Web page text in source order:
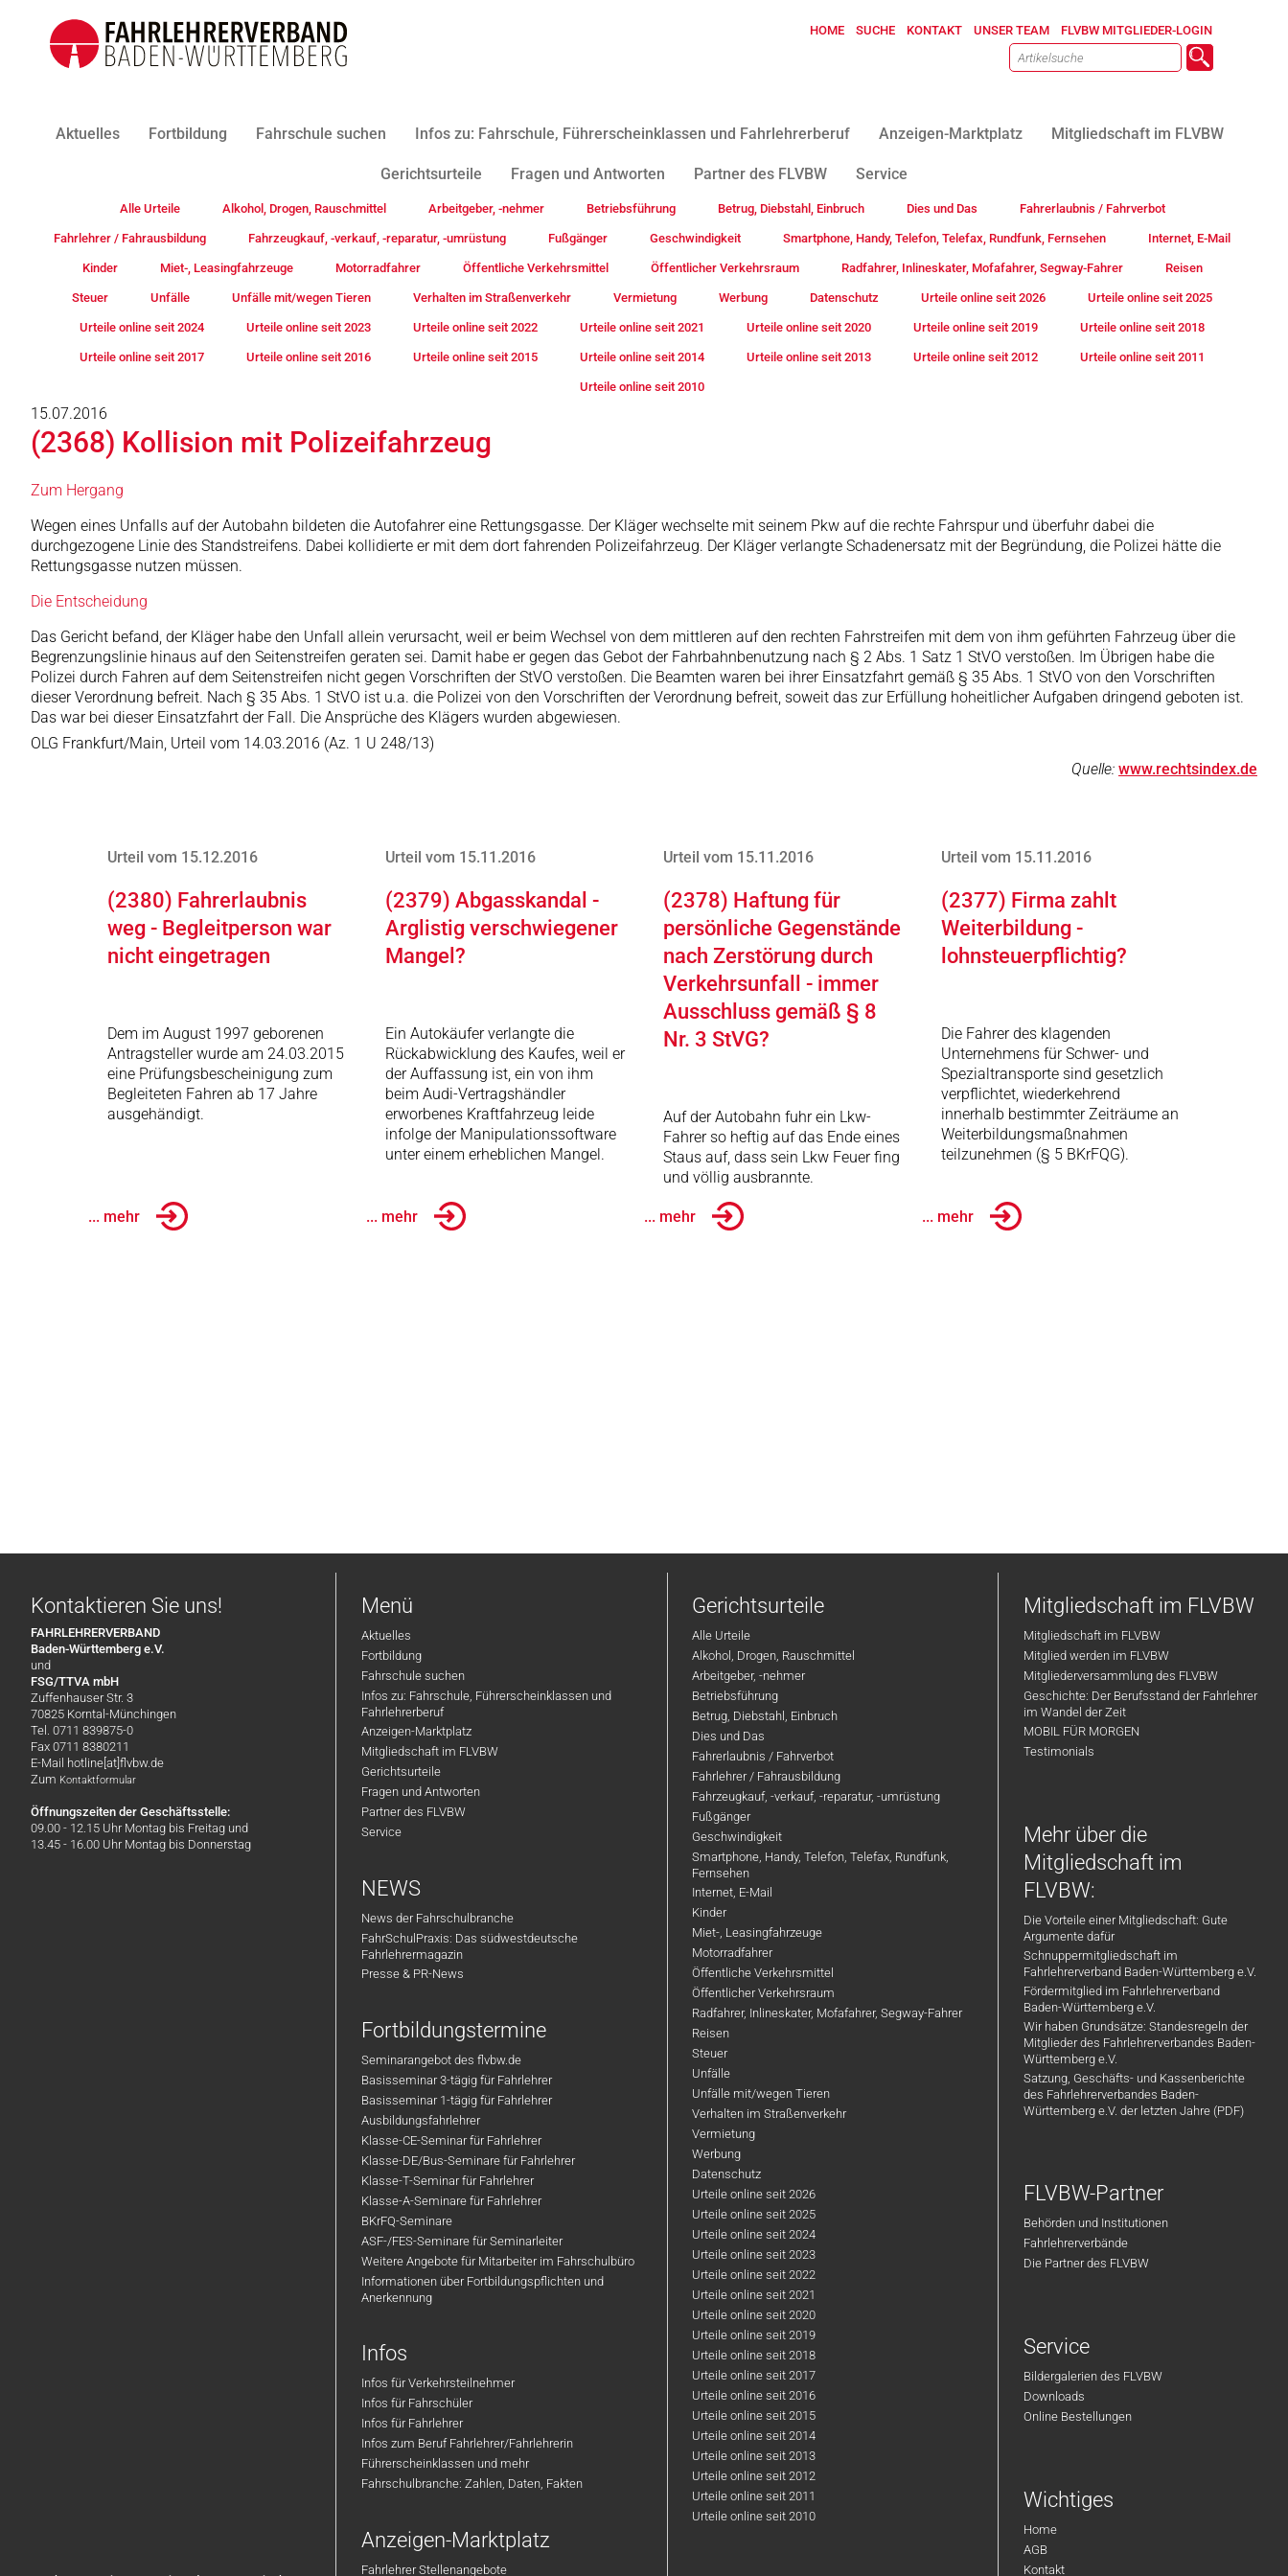
HOME SUCHE KONTAKT UNSER TEAM FLVBW MITGLIEDER-LOGIN
Aktuelles Fortbildung Fahrschule suchen Infos zu: Fahrschule, Führerscheinklassen und Fahrlehrerberuf Anzeigen-Marktplatz Mitgliedschaft im FLVBW
Gerichtsurteile Fragen und Antworten Partner des FLVBW Service
Alle Urteile Alkohol, Drogen, Rauschmittel Arbeitgeber, -nehmer Betriebsführung Betrug, Diebstahl, Einbruch Dies und Das Fahrerlaubnis / Fahrverbot
Fahrlehrer / Fahrausbildung Fahrzeugkauf, -verkauf, -reparatur, -umrüstung Fußgänger Geschwindigkeit Smartphone, Handy, Telefon, Telefax, Rundfunk, Fernsehen Internet, E-Mail
Kinder Miet-, Leasingfahrzeuge Motorradfahrer Öffentliche Verkehrsmittel Öffentlicher Verkehrsraum Radfahrer, Inlineskater, Mofafahrer, Segway-Fahrer Reisen
Steuer Unfälle Unfälle mit/wegen Tieren Verhalten im Straßenverkehr Vermietung Werbung Datenschutz Urteile online seit 2026 Urteile online seit 2025
Urteile online seit 2024 Urteile online seit 2023 Urteile online seit 2022 Urteile online seit 2021 Urteile online seit 2020 Urteile online seit 2019 Urteile online seit 2018
Urteile online seit 2017 Urteile online seit 2016 Urteile online seit 2015 Urteile online seit 2014 Urteile online seit 2013 Urteile online seit 2012 Urteile online seit 2011
Urteile online seit 2010
15.07.2016
(2368) Kollision mit Polizeifahrzeug
Zum Hergang
Wegen eines Unfalls auf der Autobahn bildeten die Autofahrer eine Rettungsgasse. Der Kläger wechselte mit seinem Pkw auf die rechte Fahrspur und überfuhr dabei die
durchgezogene Linie des Standstreifens. Dabei kollidierte er mit dem dort fahrenden Polizeifahrzeug. Der Kläger verlangte Schadenersatz mit der Begründung, die Polizei hätte die
Rettungsgasse nutzen müssen.
Die Entscheidung
Das Gericht befand, der Kläger habe den Unfall allein verursacht, weil er beim Wechsel von dem mittleren auf den rechten Fahrstreifen mit dem von ihm geführten Fahrzeug über die
Begrenzungslinie hinaus auf den Seitenstreifen geraten sei. Damit habe er gegen das Gebot der Fahrbahnbenutzung nach § 2 Abs. 1 Satz 1 StVO verstoßen. Im Übrigen habe die
Polizei durch Fahren auf dem Seitenstreifen nicht gegen Vorschriften der StVO verstoßen. Die Beamten waren bei ihrer Einsatzfahrt gemäß § 35 Abs. 1 StVO von den Vorschriften
dieser Verordnung befreit. Nach § 35 Abs. 1 StVO ist u.a. die Polizei von den Vorschriften der Verordnung befreit, soweit das zur Erfüllung hoheitlicher Aufgaben dringend geboten ist.
Das war bei dieser Einsatzfahrt der Fall. Die Ansprüche des Klägers wurden abgewiesen.
OLG Frankfurt/Main, Urteil vom 14.03.2016 (Az. 1 U 248/13)
Quelle: www.rechtsindex.de
Urteil vom 15.12.2016
(2380) Fahrerlaubnis
weg - Begleitperson war
nicht eingetragen
Dem im August 1997 geborenen
Antragsteller wurde am 24.03.2015
eine Prüfungsbescheinigung zum
Begleiteten Fahren ab 17 Jahre
ausgehändigt.
... mehr
Urteil vom 15.11.2016
(2379) Abgasskandal -
Arglistig verschwiegener
Mangel?
Ein Autokäufer verlangte die
Rückabwicklung des Kaufes, weil er
der Auffassung ist, ein von ihm
beim Audi-Vertragshändler
erworbenes Kraftfahrzeug leide
infolge der Manipulationssoftware
unter einem erheblichen Mangel.
... mehr
Urteil vom 15.11.2016
(2378) Haftung für
persönliche Gegenstände
nach Zerstörung durch
Verkehrsunfall - immer
Ausschluss gemäß § 8
Nr. 3 StVG?
Auf der Autobahn fuhr ein Lkw-
Fahrer so heftig auf das Ende eines
Staus auf, dass sein Lkw Feuer fing
und völlig ausbrannte.
... mehr
Urteil vom 15.11.2016
(2377) Firma zahlt
Weiterbildung -
lohnsteuerpflichtig?
Die Fahrer des klagenden
Unternehmens für Schwer- und
Spezialtransporte sind gesetzlich
verpflichtet, wiederkehrend
innerhalb bestimmter Zeiträume an
Weiterbildungsmaßnahmen
teilzunehmen (§ 5 BKrFQG).
... mehr
Kontaktieren Sie uns!
FAHRLEHRERVERBAND
Baden-Württemberg e.V.
und
FSG/TTVA mbH
Zuffenhauser Str. 3
70825 Korntal-Münchingen
Tel. 0711 839875-0
Fax 0711 8380211
E-Mail hotline[at]flvbw.de
Zum Kontaktformular
Öffnungszeiten der Geschäftsstelle:
09.00 - 12.15 Uhr Montag bis Freitag und
13.45 - 16.00 Uhr Montag bis Donnerstag
Menü
Aktuelles
Fortbildung
Fahrschule suchen
Infos zu: Fahrschule, Führerscheinklassen und
Fahrlehrerberuf
Anzeigen-Marktplatz
Mitgliedschaft im FLVBW
Gerichtsurteile
Fragen und Antworten
Partner des FLVBW
Service
NEWS
News der Fahrschulbranche
FahrSchulPraxis: Das südwestdeutsche
Fahrlehrermagazin
Presse & PR-News
Fortbildungstermine
Seminarangebot des flvbw.de
Basisseminar 3-tägig für Fahrlehrer
Basisseminar 1-tägig für Fahrlehrer
Ausbildungsfahrlehrer
Klasse-CE-Seminar für Fahrlehrer
Klasse-DE/Bus-Seminare für Fahrlehrer
Klasse-T-Seminar für Fahrlehrer
Klasse-A-Seminare für Fahrlehrer
BKrFQ-Seminare
ASF-/FES-Seminare für Seminarleiter
Weitere Angebote für Mitarbeiter im Fahrschulbüro
Informationen über Fortbildungspflichten und
Anerkennung
Infos
Infos für Verkehrsteilnehmer
Infos für Fahrschüler
Infos für Fahrlehrer
Infos zum Beruf Fahrlehrer/Fahrlehrerin
Führerscheinklassen und mehr
Fahrschulbranche: Zahlen, Daten, Fakten
Anzeigen-Marktplatz
Fahrlehrer Stellenangebote
Gerichtsurteile
Alle Urteile
Alkohol, Drogen, Rauschmittel
Arbeitgeber, -nehmer
Betriebsführung
Betrug, Diebstahl, Einbruch
Dies und Das
Fahrerlaubnis / Fahrverbot
Fahrlehrer / Fahrausbildung
Fahrzeugkauf, -verkauf, -reparatur, -umrüstung
Fußgänger
Geschwindigkeit
Smartphone, Handy, Telefon, Telefax, Rundfunk,
Fernsehen
Internet, E-Mail
Kinder
Miet-, Leasingfahrzeuge
Motorradfahrer
Öffentliche Verkehrsmittel
Öffentlicher Verkehrsraum
Radfahrer, Inlineskater, Mofafahrer, Segway-Fahrer
Reisen
Steuer
Unfälle
Unfälle mit/wegen Tieren
Verhalten im Straßenverkehr
Vermietung
Werbung
Datenschutz
Urteile online seit 2026
Urteile online seit 2025
Urteile online seit 2024
Urteile online seit 2023
Urteile online seit 2022
Urteile online seit 2021
Urteile online seit 2020
Urteile online seit 2019
Urteile online seit 2018
Urteile online seit 2017
Urteile online seit 2016
Urteile online seit 2015
Urteile online seit 2014
Urteile online seit 2013
Urteile online seit 2012
Urteile online seit 2011
Urteile online seit 2010
Mitgliedschaft im FLVBW
Mitgliedschaft im FLVBW
Mitglied werden im FLVBW
Mitgliederversammlung des FLVBW
Geschichte: Der Berufsstand der Fahrlehrer
im Wandel der Zeit
MOBIL FÜR MORGEN
Testimonials
Mehr über die
Mitgliedschaft im
FLVBW:
Die Vorteile einer Mitgliedschaft: Gute
Argumente dafür
Schnuppermitgliedschaft im
Fahrlehrerverband Baden-Württemberg e.V.
Fördermitglied im Fahrlehrerverband
Baden-Württemberg e.V.
Wir haben Grundsätze: Standesregeln der
Mitglieder des Fahrlehrerverbandes Baden-
Württemberg e.V.
Satzung, Geschäfts- und Kassenberichte
des Fahrlehrerverbandes Baden-
Württemberg e.V. der letzten Jahre (PDF)
FLVBW-Partner
Behörden und Institutionen
Fahrlehrerverbände
Die Partner des FLVBW
Service
Bildergalerien des FLVBW
Downloads
Online Bestellungen
Wichtiges
Home
AGB
Kontakt